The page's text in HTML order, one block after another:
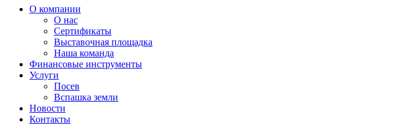
О компании
О нас
Сертификаты
Выставочная площадка
Наша команда
Финансовые инструменты
Услуги
Посев
Вспашка земли
Новости
Контакты